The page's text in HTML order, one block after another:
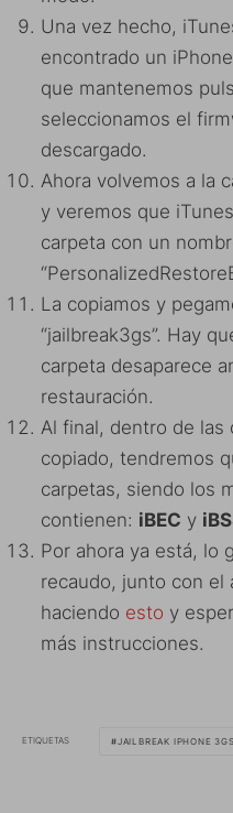
Una vez hecho,
encontrado un
que mantenemos
seleccionamos el
descargado.
Ahora volvemos a la
y veremos que
carpeta con un
La copiamos y
“jailbreak3gs”. Hay
carpeta desaparece
restauración.
Al final, dentro de las
copiado, tendremos
carpetas, siendo los
contienen: iBEC y
Por ahora ya está, lo
recaudo, junto con el
haciendo esto y
más instrucciones.
ETIQUETAS JAILBREAK IPHONE 3GS